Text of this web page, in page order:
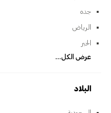
جده
الرياض
الخبر
عرض الكل...
البلاد